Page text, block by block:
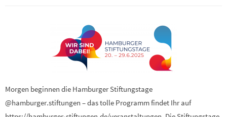
Morgen beginnen die Hamburger Stiftungstage
@hamburger.stiftungen – das tolle Programm findet Ihr auf